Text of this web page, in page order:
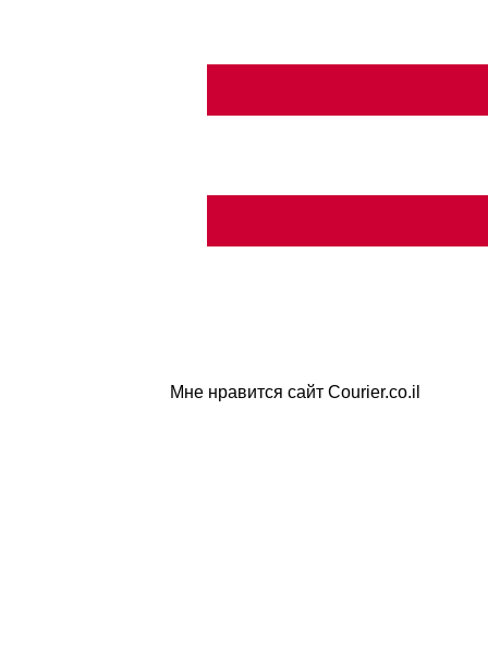
Мне нравится сайт Courier.co.il